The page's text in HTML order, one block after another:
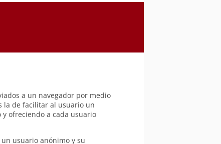
a un navegador por medio
la de facilitar al usuario un
y ofreciendo a cada usuario
usuario anónimo y su